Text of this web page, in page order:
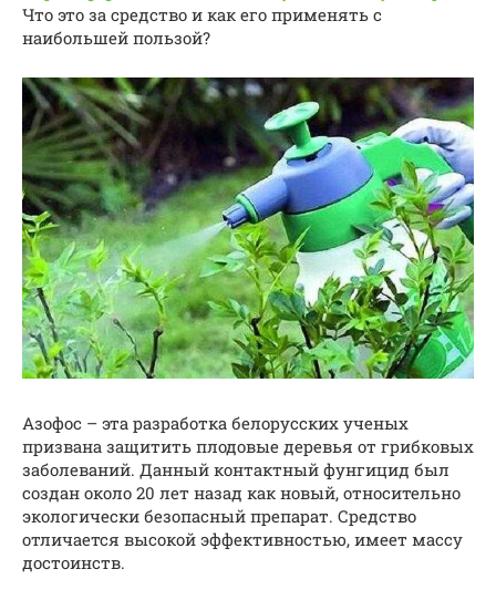
Что это за средство и как его применять с
наибольшей пользой?
Азофос – эта разработка белорусских ученых
призвана защитить плодовые деревья от грибковых
заболеваний. Данный контактный фунгицид был
создан около 20 лет назад как новый, относительно
экологически безопасный препарат. Средство
отличается высокой эффективностью, имеет массу
достоинств.